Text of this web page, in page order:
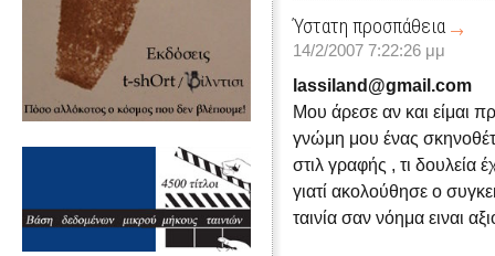
Ύστατη προσπάθεια
14/2/2007 7:22:26 μμ
lassiland@gmail.com
Μου άρεσε αν και είμαι
γνώμη μου ένας
στιλ γραφής , τι δουλεία
γιατί ακολούθησε ο
ταινία σαν νόημα ειναι